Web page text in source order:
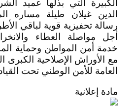
الكبيرة التي بذلها عميد
الدين غيلان طيلة مساره
رسالة تحفيزية قوية لباقي
أجل مواصلة العطاء
خدمة أمن المواطن وحماية
مع الأوراش الإصلاحية الكبرى
العامة للأمن الوطني تحت
مادة إعلانية